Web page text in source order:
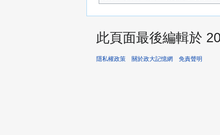
此頁面最後編輯於
隱私權政策 關於政大記憶網 免責聲明